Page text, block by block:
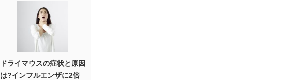
ドライマウスの症状と原因
は?インフルエンザに2倍